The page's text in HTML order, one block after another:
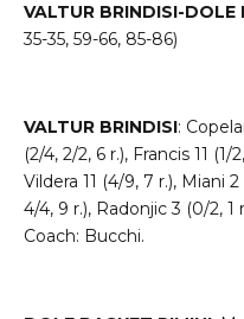
VALTUR BRINDISI-
35-35, 59-66, 85-86)
VALTUR BRINDISI:
(2/4, 2/2, 6 r.), Francis 11
Vildera 11 (4/9, 7 r.), Miani
4/4, 9 r.), Radonjic 3 (0/2, 1
Coach: Bucchi.